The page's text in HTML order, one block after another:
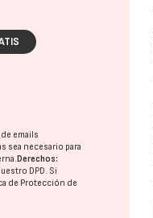
emails
sea necesario para
Derechos:
DPD. Si
de Protección de